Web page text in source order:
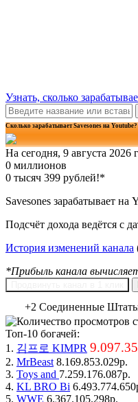
Узнать, сколько
Сколько зарабатывает Savesones на Youtube?
На сегодня, 9 августа
0 тысяч 399 рублей!*
Savesones зарабатывает
Подсчёт дохода ведётся с
История изменений канала
*Прибыль канала
+2 Соединенные
Топ-10 богачей:
1. 김프로 KIMPR
2. MrBeast 8.169.853.029р.
3. Toys and 7.259.176.087р.
4. KL BRO Bi
5. WWE 6.367.105.298р.